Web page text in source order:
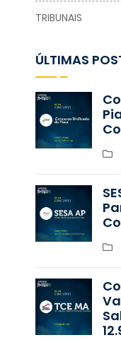
TRIBUNAIS
ÚLTIMAS